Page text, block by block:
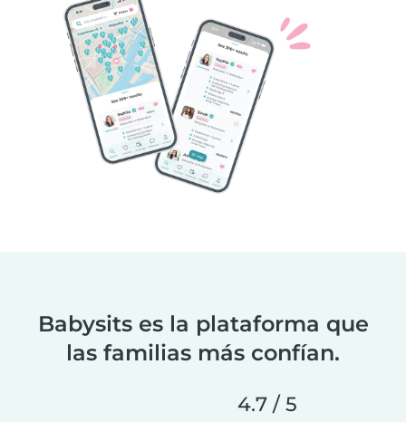
Babysits es la plataforma que
las familias más confían.
4.7 / 5